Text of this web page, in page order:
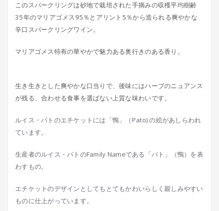
このスパークリングは砂地で栽培された手摘みの収穫平均樹齢
35年のマリアゴメス95％とアリント5％から造られる爽やかな
辛口スパークリングワイン。
マリアゴメス特有の華やかで魅力ある奥行きのある香り。
生き生きとした爽やかな口当りで、後味にはハーブのニュアンス
が残る、合わせる食事を選ばない上質な味わいです。
ルイス・パトのエチケットには「鴨」（Pato) の絵があしらわれ
ています。
生産者のルイス・パトのFamily Nameである「パト」（鴨）を表
わすもの。
エチケットのデザインとしてもとてもかわいらしく親しみやすい
ものに仕上がっています。